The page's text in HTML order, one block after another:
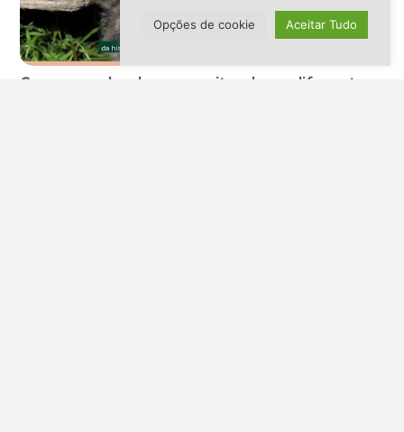
Compreendendo e respeitando os diferentes
Opções de cookie Aceitar Tudo